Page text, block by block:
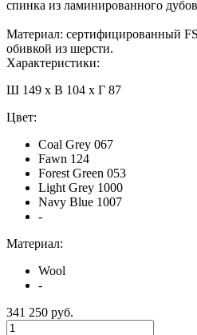
спинка из ламинированного
Материал: сертифицированный
обивкой из шерсти.
Характеристики:
Ш 149 x В 104 x Г 87
Цвет:
Coal Grey 067
Fawn 124
Forest Green 053
Light Grey 1000
Navy Blue 1007
-
Материал:
Wool
-
341 250 руб.